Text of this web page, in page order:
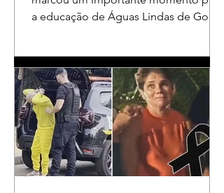
a educação de Águas Lindas de Goiás,
para promover conhecimento,
reflexão, troca de experiências e
valorização daqueles que exercem um
papel fundamental na formação das
futuras gerações. Durante o evento, o
secretário municipal de Educação,
Denildson Oliveira, destacou que o